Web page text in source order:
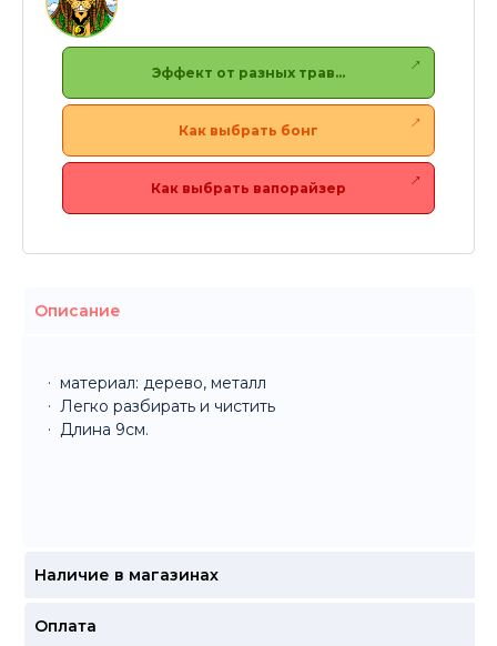
Эффект от разных трав…
Как выбрать бонг
Как выбрать вапорайзер
Описание
материал: дерево, металл
Легко разбирать и чистить
Длина 9см.
Наличие в магазинах
Оплата